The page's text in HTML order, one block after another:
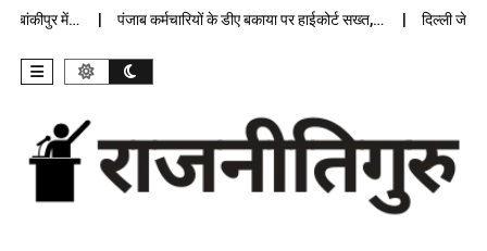
में… पंजाब कर्मचारियों के डीए बकाया पर हाईकोर्ट सख्त,… दिल्ली जेलों में